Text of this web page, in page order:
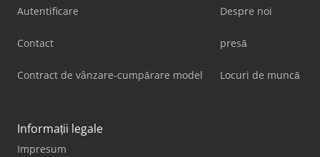
Autentificare
Contact
Contract de vânzare-cumpărare model
Despre noi
presă
Locuri de muncă
Informații legale
Impresum